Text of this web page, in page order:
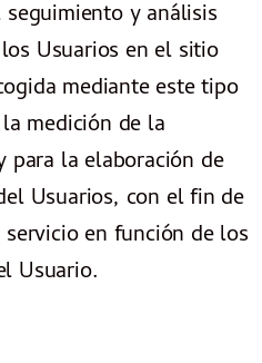
y análisis
Usuarios en el sitio
mediante este tipo
medición de la
la elaboración de
Usuarios, con el fin de
en función de los
Usuario.